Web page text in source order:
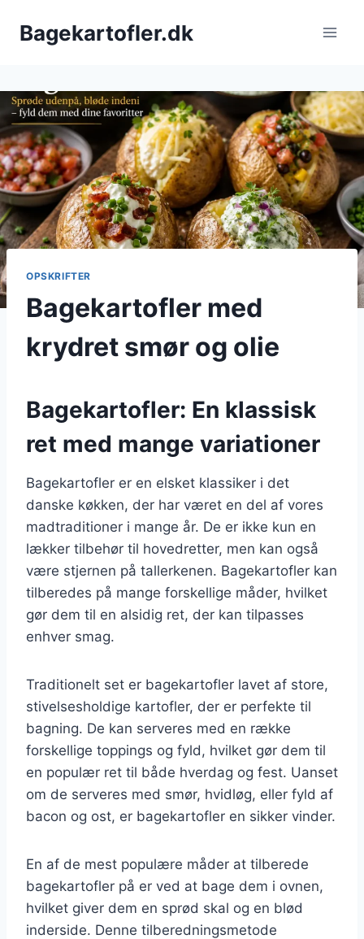
Bagekartofler.dk
OPSKRIFTER
Bagekartofler med
krydret smør og olie
Bagekartofler: En klassisk
ret med mange variationer
Bagekartofler er en elsket klassiker i det
danske køkken, der har været en del af vores
madtraditioner i mange år. De er ikke kun en
lækker tilbehør til hovedretter, men kan også
være stjernen på tallerkenen. Bagekartofler kan
tilberedes på mange forskellige måder, hvilket
gør dem til en alsidig ret, der kan tilpasses
enhver smag.
Traditionelt set er bagekartofler lavet af store,
stivelsesholdige kartofler, der er perfekte til
bagning. De kan serveres med en række
forskellige toppings og fyld, hvilket gør dem til
en populær ret til både hverdag og fest. Uanset
om de serveres med smør, hvidløg, eller fyld af
bacon og ost, er bagekartofler en sikker vinder.
En af de mest populære måder at tilberede
bagekartofler på er ved at bage dem i ovnen,
hvilket giver dem en sprød skal og en blød
inderside. Denne tilberedningsmetode